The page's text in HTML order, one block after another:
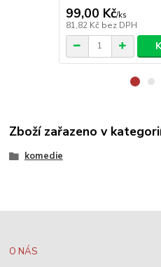
99,00 Kč/ks
81,82 Kč bez DPH
Zboží zařazeno v
komedie
O NÁS